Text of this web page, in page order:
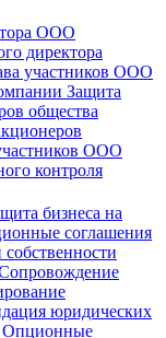
ООО
директора
участников ООО
Защита
общества
ООО
контроля
бизнеса на
соглашения
юридических
Опционные